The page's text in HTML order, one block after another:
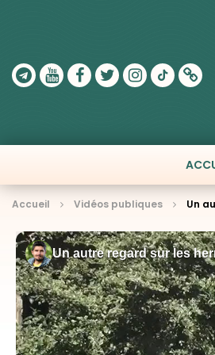
Accueil Vidéos publiques Un